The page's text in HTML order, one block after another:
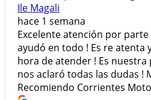
Ile Magali
hace 1 semana
Excelente atención por parte
ayudó en todo ! Es re atenta
hora de atender ! Es
nos aclaró todas las dudas !
Recomiendo Corrientes